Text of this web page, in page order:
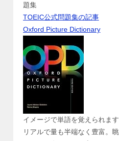
題集
TOEIC公式問題集の記事
Oxford Picture Dictionary
イメージで単語を覚えられま
リアルで量も半端なく豊富。